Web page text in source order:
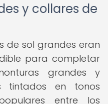
y collares de
de sol grandes eran
para completar
grandes y
tintados en tonos
entre los